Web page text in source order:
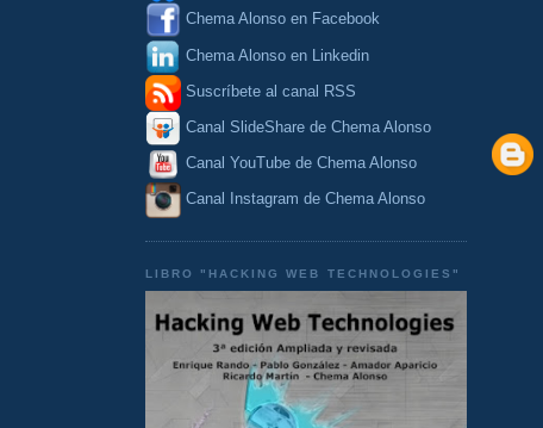
Chema Alonso en Facebook
Chema Alonso en Linkedin
Suscríbete al canal RSS
Canal SlideShare de Chema Alonso
Canal YouTube de Chema Alonso
Canal Instagram de Chema Alonso
LIBRO "HACKING WEB TECHNOLOGIES"